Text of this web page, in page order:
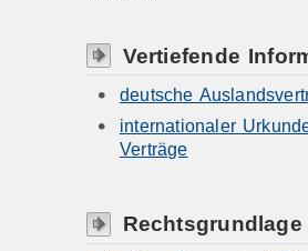
Vertiefende
deutsche
internationaler
Verträge
Rechtsgrundlage